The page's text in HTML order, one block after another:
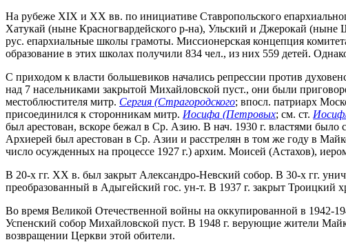
На рубеже XIX и XX вв. по инициативе Ставропольского
Хатукай (ныне Красногвардейского р-на), Ульский и Джерокай
рус. епархиальные школы грамоты. Миссионерская концепция
образование в этих школах получили 834 чел., из них 559 детей.
С приходом к власти большевиков начались репрессии против
над 7 насельниками закрытой Михайловской пуст., они были
местоблюстителя митр. Сергия (Страгородского; впосл. патриарх
присоединился к сторонникам митр. Иосифа (Петровых; см. ст.
был арестован, вскоре бежал в Ср. Азию. В нач. 1930 г. властями
Архиерей был арестован в Ср. Азии и расстрелян в том же году в
число осужденных на процессе 1927 г.) архим. Моисей (Астахов),
В 20-х гг. XX в. был закрыт Александро-Невский собор. В 30-х гг.
преобразованный в Адыгейский гос. ун-т. В 1937 г. закрыт Троицкий
Во время Великой Отечественной войны на оккупированной в 1942-
Успенский собор Михайловской пуст. В 1948 г. верующие жители
возвращении Церкви этой обители.